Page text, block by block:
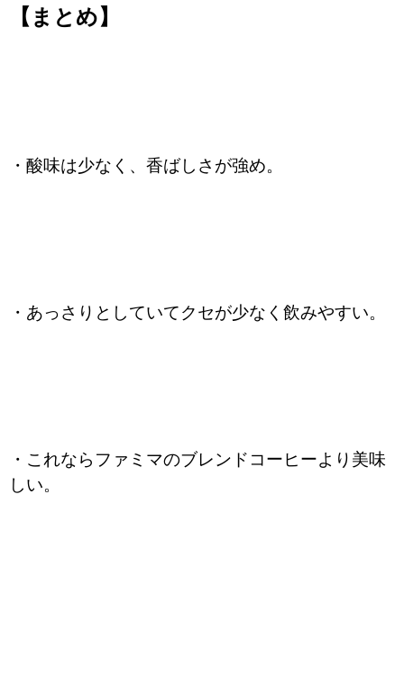
【まとめ】
・酸味は少なく、香ばしさが強め。
・あっさりとしていてクセが少なく飲みやすい。
・これならファミマのブレンドコーヒーより美味
しい。